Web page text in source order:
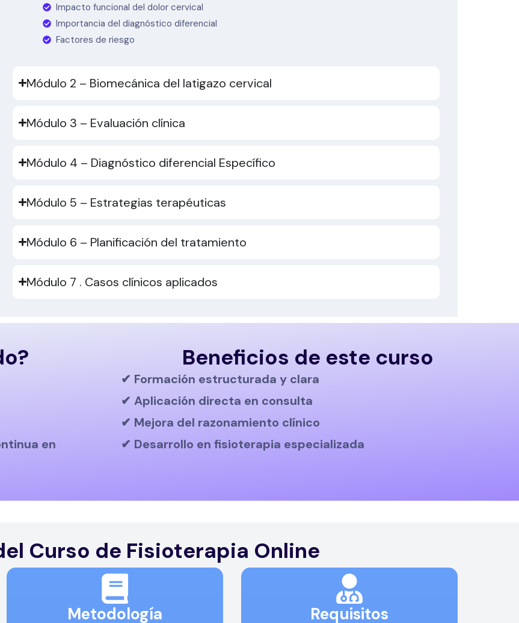
Impacto funcional del dolor cervical
Importancia del diagnóstico diferencial
Factores de riesgo
Módulo 2 – Biomecánica del latigazo cervical
Módulo 3 – Evaluación clínica
Módulo 4 – Diagnóstico diferencial Específico
Módulo 5 – Estrategias terapéuticas
Módulo 6 – Planificación del tratamiento
Módulo 7 . Casos clínicos aplicados
en
Beneficios de este curso
✔ Formación estructurada y clara
✔ Aplicación directa en consulta
✔ Mejora del razonamiento clínico
✔ Desarrollo en fisioterapia especializada
Curso de Fisioterapia Online
Metodología Requisitos